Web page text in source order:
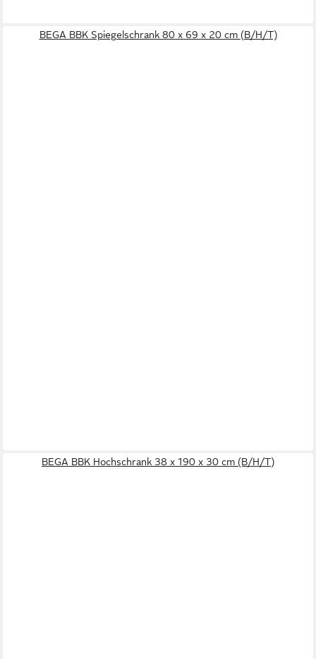
BEGA BBK Spiegelschrank 80 x 69 x 20 cm (B/H/T)
BEGA BBK Hochschrank 38 x 190 x 30 cm (B/H/T)